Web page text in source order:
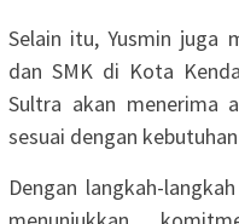
Selain itu, Yusmin juga
dan SMK di Kota
Sultra akan menerima
sesuai dengan
Dengan langkah-